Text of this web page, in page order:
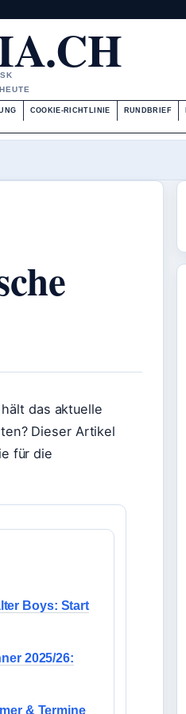
COOKIE-RICHTLINIE RUNDBRIEF
das aktuelle
Dieser Artikel
für die
Boys: Start
2025/26:
& Termine